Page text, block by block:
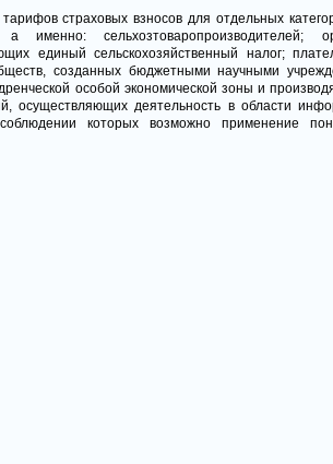
страховых взносов для отдельных
именно: сельхозтоваропроизводителей;
единый сельскохозяйственный налог;
созданных бюджетными научными
особой экономической зоны и
осуществляющих деятельность в области
которых возможно применение